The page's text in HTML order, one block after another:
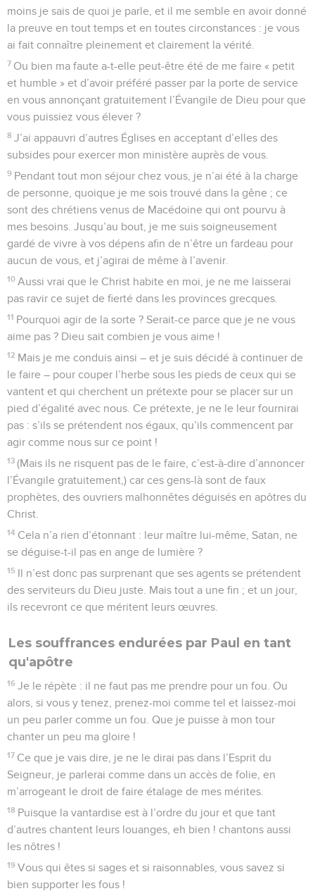
moins je sais de quoi je parle, et il me semble en avoir donné
la preuve en tout temps et en toutes circonstances : je vous
ai fait connaître pleinement et clairement la vérité.
7 Ou bien ma faute a-t-elle peut-être été de me faire « petit
et humble » et d’avoir préféré passer par la porte de service
en vous annonçant gratuitement l’Évangile de Dieu pour que
vous puissiez vous élever ?
8 J’ai appauvri d’autres Églises en acceptant d’elles des
subsides pour exercer mon ministère auprès de vous.
9 Pendant tout mon séjour chez vous, je n’ai été à la charge
de personne, quoique je me sois trouvé dans la gêne ; ce
sont des chrétiens venus de Macédoine qui ont pourvu à
mes besoins. Jusqu’au bout, je me suis soigneusement
gardé de vivre à vos dépens afin de n’être un fardeau pour
aucun de vous, et j’agirai de même à l’avenir.
10 Aussi vrai que le Christ habite en moi, je ne me laisserai
pas ravir ce sujet de fierté dans les provinces grecques.
11 Pourquoi agir de la sorte ? Serait-ce parce que je ne vous
aime pas ? Dieu sait combien je vous aime !
12 Mais je me conduis ainsi – et je suis décidé à continuer de
le faire – pour couper l’herbe sous les pieds de ceux qui se
vantent et qui cherchent un prétexte pour se placer sur un
pied d’égalité avec nous. Ce prétexte, je ne le leur fournirai
pas : s’ils se prétendent nos égaux, qu’ils commencent par
agir comme nous sur ce point !
13 (Mais ils ne risquent pas de le faire, c’est-à-dire d’annoncer
l’Évangile gratuitement,) car ces gens-là sont de faux
prophètes, des ouvriers malhonnêtes déguisés en apôtres du
Christ.
14 Cela n’a rien d’étonnant : leur maître lui-même, Satan, ne
se déguise-t-il pas en ange de lumière ?
15 Il n’est donc pas surprenant que ses agents se prétendent
des serviteurs du Dieu juste. Mais tout a une fin ; et un jour,
ils recevront ce que méritent leurs œuvres.
Les souffrances endurées par Paul en tant
qu'apôtre
16 Je le répète : il ne faut pas me prendre pour un fou. Ou
alors, si vous y tenez, prenez-moi comme tel et laissez-moi
un peu parler comme un fou. Que je puisse à mon tour
chanter un peu ma gloire !
17 Ce que je vais dire, je ne le dirai pas dans l’Esprit du
Seigneur, je parlerai comme dans un accès de folie, en
m’arrogeant le droit de faire étalage de mes mérites.
18 Puisque la vantardise est à l’ordre du jour et que tant
d’autres chantent leurs louanges, eh bien ! chantons aussi
les nôtres !
19 Vous qui êtes si sages et si raisonnables, vous savez si
bien supporter les fous !